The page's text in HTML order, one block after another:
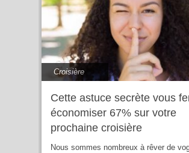
Croisière
Cette astuce secrète vous
économiser 67% sur votre
prochaine croisière
Nous sommes nombreux à rêver de